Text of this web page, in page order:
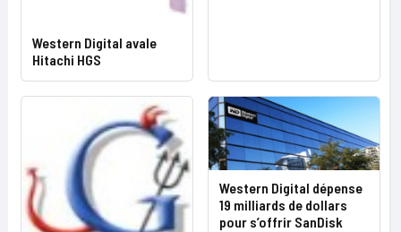
Western Digital avale
Hitachi HGS
Western Digital dépense
19 milliards de dollars
pour s’offrir SanDisk